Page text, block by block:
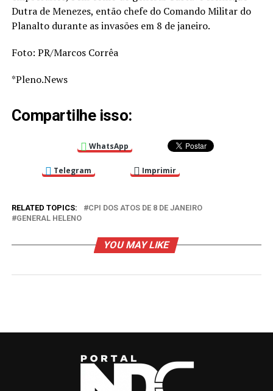
Dutra de Menezes, então chefe do Comando Militar do
Planalto durante as invasões em 8 de janeiro.
Foto: PR/Marcos Corrêa
*Pleno.News
Compartilhe isso:
WhatsApp
Telegram Imprimir
RELATED TOPICS:
CPI DOS ATOS DE 8 DE JANEIRO
GENERAL HELENO
YOU MAY LIKE